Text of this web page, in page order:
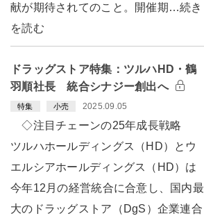
献が期待されてのこと。開催期…続き
を読む
ドラッグストア特集：ツルハHD・鶴
羽順社長 統合シナジー創出へ
特集 小売 2025.09.05
◇注目チェーンの25年成長戦略
ツルハホールディングス（HD）とウ
エルシアホールディングス（HD）は
今年12月の経営統合に合意し、国内最
大のドラッグストア（DgS）企業連合